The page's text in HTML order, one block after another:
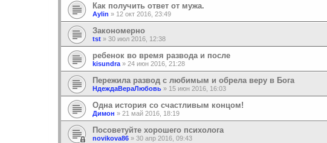
Как получить ответ от мужа.
Aylin » 12 окт 2016, 23:49
Закономерно
tst » 30 июл 2016, 12:38
ребенок во время развода и после
kisundra » 24 июн 2016, 21:28
Пережила развод с любимым и обрела веру в Бога
НдеждаВераЛюбовь » 15 июн 2016, 16:03
Одна история со счастливым концом!
Димон » 21 май 2016, 18:19
Посоветуйте хорошего психолога
novikova86 » 30 апр 2016, 09:43